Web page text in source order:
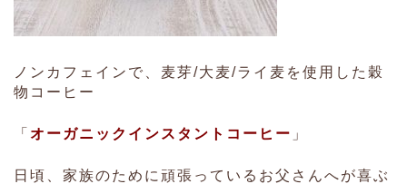
ノンカフェインで、麦芽/大麦/ライ麦を使用した穀
物コーヒー
「 オーガニックインスタントコーヒー 」
日頃、家族のために頑張っているお父さんへが喜ぶ